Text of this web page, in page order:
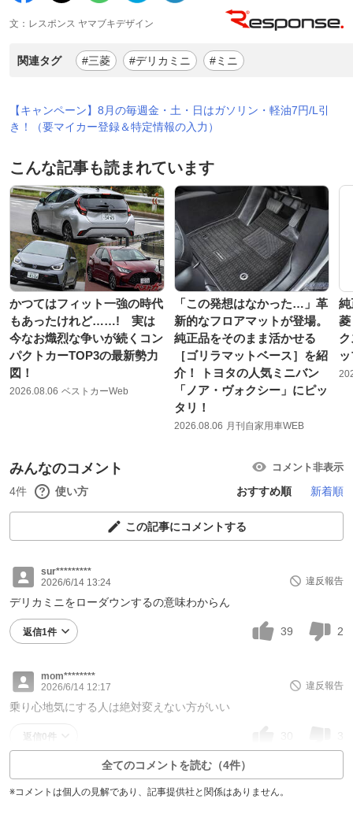
文：レスポンス ヤマブキデザイン
関連タグ #三菱 #デリカミニ #ミニ
【キャンペーン】8月の毎週金・土・日はガソリン・軽油7円/L引
き！（要マイカー登録＆特定情報の入力）
こんな記事も読まれています
かつてはフィット一強の時代
もあったけれど……! 実は
今なお熾烈な争いが続くコン
パクトカーTOP3の最新勢力
図！
2026.08.06 ベストカーWeb
「この発想はなかった…」革
新的なフロアマットが登場。
純正品をそのまま活かせる
［ゴリラマットベース］を紹
介！ トヨタの人気ミニバン
「ノア・ヴォクシー」にピッ
タリ！
2026.08.06 月刊自家用車WEB
純
菱
みんなのコメント コメント非表示
4件 使い方 おすすめ順 新着順
この記事にコメントする
sur*********
2026/6/14 13:24
違反報告
デリカミニをローダウンするの意味わからん
返信1件 39 2
mom********
2026/6/14 12:17
違反報告
乗り心地気にする人は絶対変えない方がいい
返信0件
全てのコメントを読む（4件）
※コメントは個人の見解であり、記事提供社と関係はありません。